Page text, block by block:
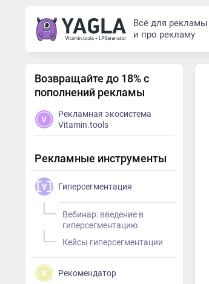
Всё для рекламы
и про рекламу
Возвращайте до 18% с
пополнений рекламы
Рекламная экосистема
Vitamin.tools
Рекламные инструменты
Гиперсегментация
Вебинар: введение в
гиперсегментацию
Кейсы гиперсегментации
Рекомендатор